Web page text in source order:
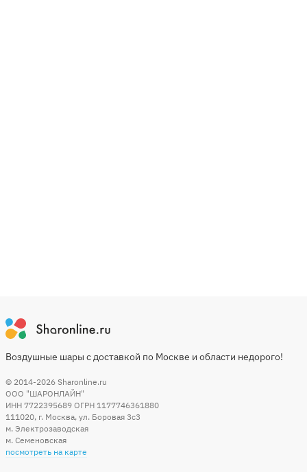
Воздушные шары с доставкой по Москве и области недорого!
© 2014-2026 Sharonline.ru
ООО "ШАРОНЛАЙН"
ИНН 7722395689 ОГРН 1177746361880
111020, г. Москва, ул. Боровая 3c3
м. Электрозаводская
м. Семеновская
посмотреть на карте